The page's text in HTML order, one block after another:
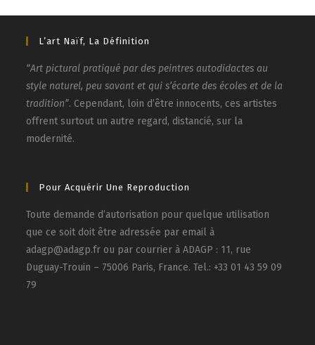
L’art Naïf, La Définition
“Art pictural pratiqué par des peintres autodidactes au
style naturel, peu savant et qui s’écarte des écoles et de la
tradition”. Cependant, loin d’être innocents, ces artistes
offrent surtout un autre regard, distancié, sur la
modernité.
Pour Acquérir Une Reproduction
Toute demande d’autorisation pour quelque utilisation
que ce soit doit être adressée par email à
adagp@adagp.fr ou par courrier à ADAGP : 11, rue
Duguay-Trouin – 75006 Paris, France. Tel.: +33 01 43 59 09
79